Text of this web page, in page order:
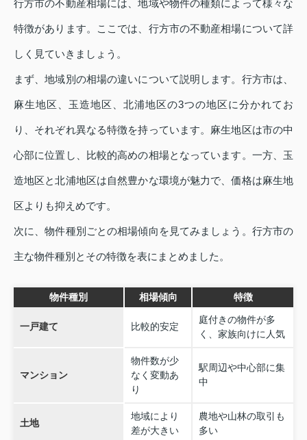
行方市の不動産相場には、地域や物件の種類によって様々な
特徴があります。ここでは、行方市の不動産相場について詳
しく見ていきましょう。
まず、地域別の相場の違いについて説明します。行方市は、
麻生地区、玉造地区、北浦地区の3つの地区に分かれてお
り、それぞれ異なる特徴を持っています。麻生地区は市の中
心部に位置し、比較的高めの相場となっています。一方、玉
造地区と北浦地区は自然豊かな環境が魅力で、価格は麻生地
区よりも抑えめです。
次に、物件種別ごとの相場傾向を見てみましょう。行方市の
主な物件種別とその特徴を表にまとめました。
物件種別 相場傾向 特徴
一戸建て 比較的安定
庭付きの物件が多
く、家族向けに人気
マンション
物件数が少
なく変動あ
り
駅周辺や中心部に集
中
土地
地域により
差が大きい
農地や山林の取引も
多い